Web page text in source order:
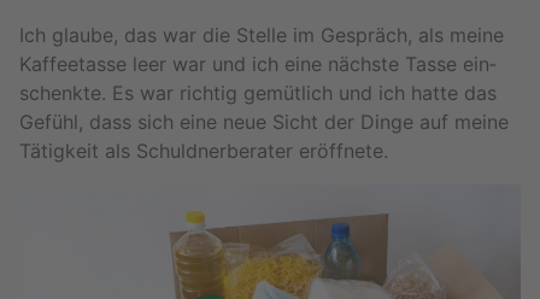
Ich glau­be, das war die Stel­le im Ge­spräch, als meine
Kaf­fee­tas­se leer war und ich eine nächs­te Tasse ein­
schenk­te. Es war rich­tig ge­müt­lich und ich hatte das
Ge­fühl, dass sich eine neue Sicht der Dinge auf meine
Tä­tig­keit als Schuld­ner­be­ra­ter er­öff­ne­te.